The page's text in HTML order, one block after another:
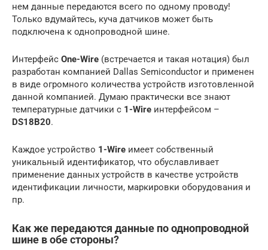
нем данные передаются всего по одному проводу!
Только вдумайтесь, куча датчиков может быть
подключена к однопроводной шине.
Интерфейс One-Wire (встречается и такая нотация) был
разработан компанией Dallas Semiconductor и применен
в виде огромного количества устройств изготовленной
данной компанией. Думаю практически все знают
температурные датчики c 1-Wire интерфейсом –
DS18B20.
Каждое устройство 1-Wire имеет собственный
уникальный идентификатор, что обуславливает
применение данных устройств в качестве устройств
идентификации личности, маркировки оборудования и
пр.
Как же передаются данные по однопроводной
шине в обе стороны?